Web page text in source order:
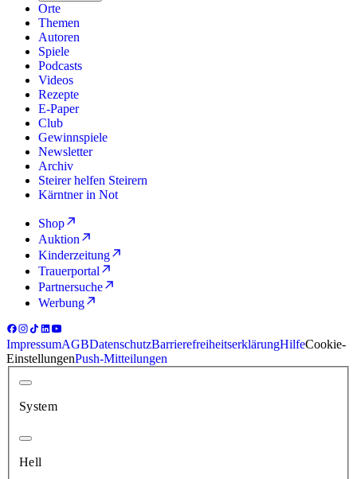
Orte
Themen
Autoren
Spiele
Podcasts
Videos
Rezepte
E-Paper
Club
Gewinnspiele
Newsletter
Archiv
Steirer helfen Steirern
Kärntner in Not
Shop
Auktion
Kinderzeitung
Trauerportal
Partnersuche
Werbung
ImpressumAGBDatenschutzBarrierefreiheitserklärungHilfeCookie-
EinstellungenPush-Mitteilungen
System
Hell